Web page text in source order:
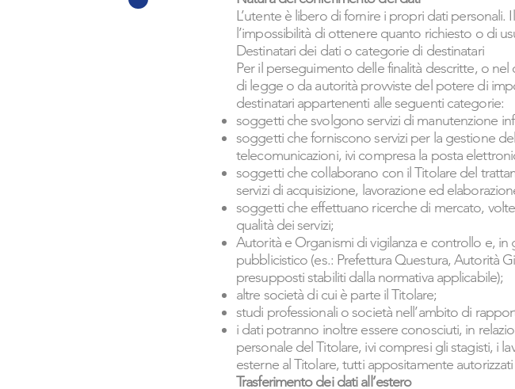
L’utente è libero di fornire i propri dati
l’impossibilità di ottenere quanto richiesto o di
Destinatari dei dati o categorie di destinatari
Per il perseguimento delle finalità descritte, o
di legge o da autorità provviste del potere di
destinatari appartenenti alle seguenti categorie:
soggetti che svolgono servizi di manutenzione
soggetti che forniscono servizi per la gestione
telecomunicazioni, ivi compresa la posta
soggetti che collaborano con il Titolare del
servizi di acquisizione, lavorazione ed
soggetti che effettuano ricerche di mercato,
qualità dei servizi;
Autorità e Organismi di vigilanza e controllo e,
pubblicistico (es.: Prefettura Questura, Autorità
presupposti stabiliti dalla normativa applicabile);
altre società di cui è parte il Titolare;
studi professionali o società nell’ambito di
i dati potranno inoltre essere conosciuti, in
personale del Titolare, ivi compresi gli stagisti, i
esterne al Titolare, tutti appositamente
Trasferimento dei dati all’estero